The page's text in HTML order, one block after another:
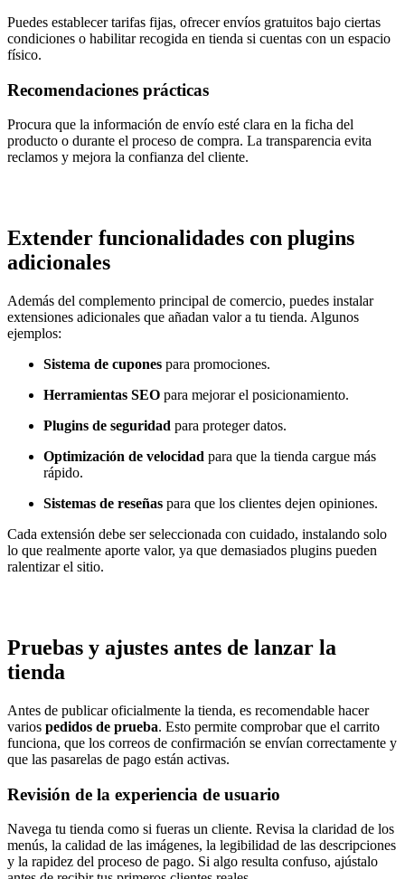
Puedes establecer tarifas fijas, ofrecer envíos gratuitos bajo ciertas
condiciones o habilitar recogida en tienda si cuentas con un espacio
físico.
Recomendaciones prácticas
Procura que la información de envío esté clara en la ficha del
producto o durante el proceso de compra. La transparencia evita
reclamos y mejora la confianza del cliente.
Extender funcionalidades con plugins
adicionales
Además del complemento principal de comercio, puedes instalar
extensiones adicionales que añadan valor a tu tienda. Algunos
ejemplos:
Sistema de cupones para promociones.
Herramientas SEO para mejorar el posicionamiento.
Plugins de seguridad para proteger datos.
Optimización de velocidad para que la tienda cargue más
rápido.
Sistemas de reseñas para que los clientes dejen opiniones.
Cada extensión debe ser seleccionada con cuidado, instalando solo
lo que realmente aporte valor, ya que demasiados plugins pueden
ralentizar el sitio.
Pruebas y ajustes antes de lanzar la
tienda
Antes de publicar oficialmente la tienda, es recomendable hacer
varios pedidos de prueba. Esto permite comprobar que el carrito
funciona, que los correos de confirmación se envían correctamente y
que las pasarelas de pago están activas.
Revisión de la experiencia de usuario
Navega tu tienda como si fueras un cliente. Revisa la claridad de los
menús, la calidad de las imágenes, la legibilidad de las descripciones
y la rapidez del proceso de pago. Si algo resulta confuso, ajústalo